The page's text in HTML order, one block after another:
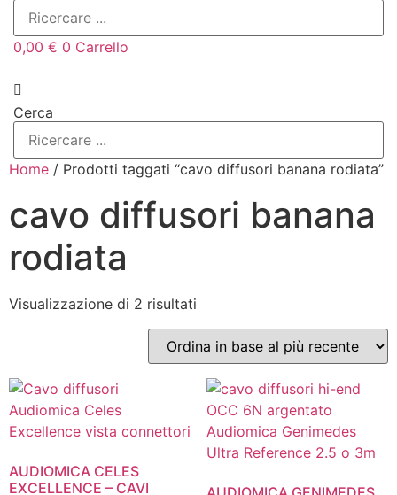
0,00 € 0 Carrello
Cerca
Home / Prodotti taggati “cavo diffusori banana rodiata”
cavo diffusori banana
rodiata
Visualizzazione di 2 risultati
in
base
al
più
recente
AUDIOMICA CELES
EXCELLENCE – CAVI